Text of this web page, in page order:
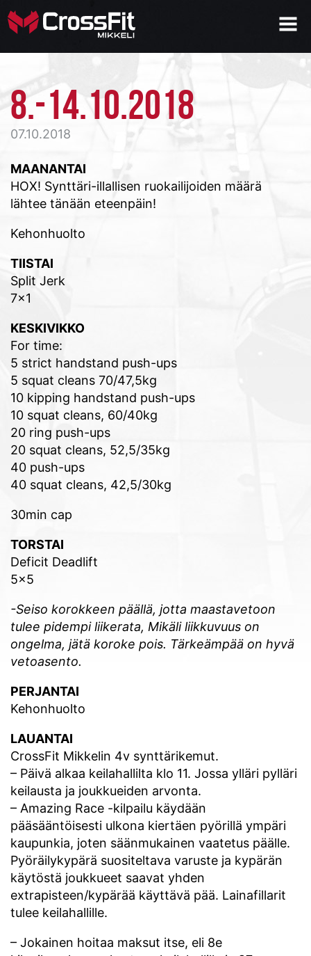
8.-14.10.2018
07.10.2018
MAANANTAI
HOX! Synttäri-illallisen ruokailijoiden määrä
lähtee tänään eteenpäin!
Kehonhuolto
TIISTAI
Split Jerk
7×1
KESKIVIKKO
For time:
5 strict handstand push-ups
5 squat cleans 70/47,5kg
10 kipping handstand push-ups
10 squat cleans, 60/40kg
20 ring push-ups
20 squat cleans, 52,5/35kg
40 push-ups
40 squat cleans, 42,5/30kg
30min cap
TORSTAI
Deficit Deadlift
5×5
-Seiso korokkeen päällä, jotta maastavetoon
tulee pidempi liikerata, Mikäli liikkuvuus on
ongelma, jätä koroke pois. Tärkeämpää on hyvä
vetoasento.
PERJANTAI
Kehonhuolto
LAUANTAI
CrossFit Mikkelin 4v synttärikemut.
– Päivä alkaa keilahallilta klo 11. Jossa ylläri pylläri
keilausta ja joukkueiden arvonta.
– Amazing Race -kilpailu käydään
pääsääntöisesti ulkona kiertäen pyörillä ympäri
kaupunkia, joten säänmukainen vaatetus päälle.
Pyöräilykypärä suositeltava varuste ja kypärän
käytöstä joukkueet saavat yhden
extrapisteen/kypärää käyttävä pää. Lainafillarit
tulee keilahallille.
– Jokainen hoitaa maksut itse, eli 8e